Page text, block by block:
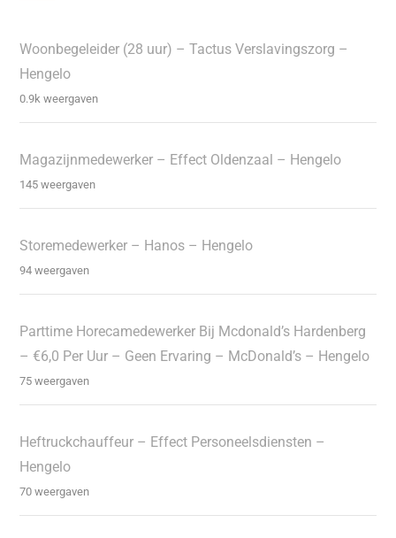
Woonbegeleider (28 uur) – Tactus Verslavingszorg –
Hengelo
0.9k weergaven
Magazijnmedewerker – Effect Oldenzaal – Hengelo
145 weergaven
Storemedewerker – Hanos – Hengelo
94 weergaven
Parttime Horecamedewerker Bij Mcdonald’s Hardenberg
– €6,0 Per Uur – Geen Ervaring – McDonald’s – Hengelo
75 weergaven
Heftruckchauffeur – Effect Personeelsdiensten –
Hengelo
70 weergaven